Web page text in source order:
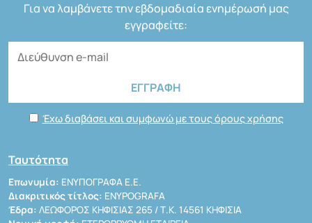
Για να λαμβάνετε την εβδομαδιαία ενημέρωσή μας
εγγραφείτε:
Έχω διαβάσει και συμφωνώ με τους όρους χρήσης
Ταυτότητα
Επωνυμία: ΕΝΥΠΟΓΡΑΦΑ Ε.Ε.
Διακριτικός τίτλος: ENYPOGRAFA
Έδρα: ΛΕΩΦΟΡΟΣ ΚΗΦΙΣΙΑΣ 265 / Τ.Κ. 14561 ΚΗΦΙΣΙΑ